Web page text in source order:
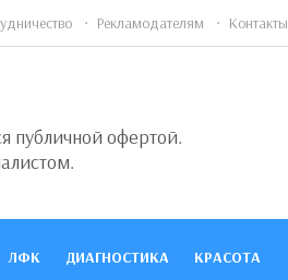
Рекламодателям Контакты
публичной офертой.
ЛФК ДИАГНОСТИКА КРАСОТА